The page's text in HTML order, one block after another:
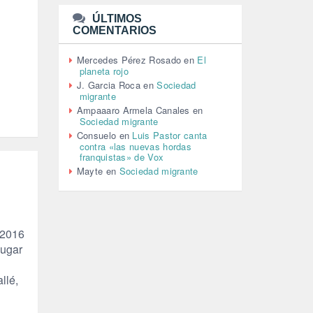
MEMORIA HISTÓRICA (232)
MONARQUÍA (26)
NATURALEZA (1)
PALESTINA (8)
PARTICIPACIÓN CIUDADANA (392)
PAZ (2)
PENSIONES (12)
PEPE MUJICA (2)
PESCADORES (1)
POBREZA (2)
ÚLTIMOS
COMENTARIOS
Mercedes Pérez Rosado en El
planeta rojo
J. Garcia Roca enSociedad
migrante
Ampaaaro Armela Canales en
Sociedad migrante
Consuelo en Luis Pastor canta
contra «las nuevas hordas
franquistas» de Vox
Mayte en Sociedad migrante